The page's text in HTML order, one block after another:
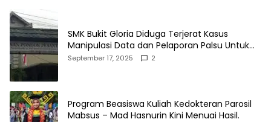
SMK Bukit Gloria Diduga Terjerat Kasus
Manipulasi Data dan Pelaporan Palsu Untuk
Mendapatkan Dana Bos
September 17, 2025 2
Program Beasiswa Kuliah Kedokteran Parosil
Mabsus – Mad Hasnurin Kini Menuai Hasil.